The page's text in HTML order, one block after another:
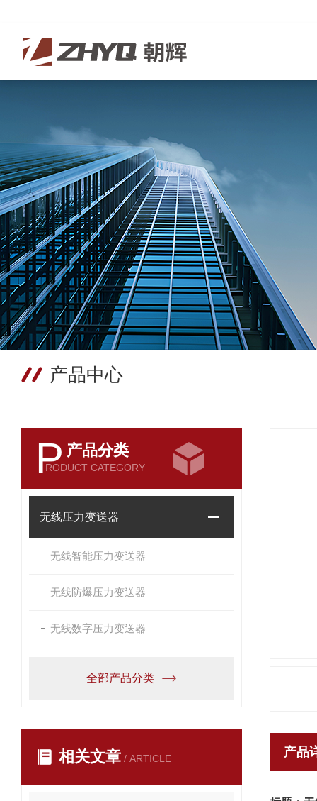
产品中心
P 产品分类
RODUCT CATEGORY
无线压力变送器
无线智能压力变送器
无线防爆压力变送器
无线数字压力变送器
全部产品分类
相关文章 / ARTICLE 产品